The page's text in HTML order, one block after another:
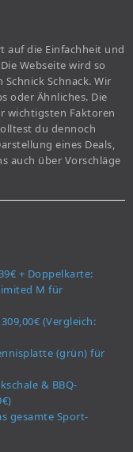
auf die Einfachheit und
Webseite wird so
Schnack. Wir
oder Ähnliches. Die
wichtigsten Faktoren
du dennoch
eines Deals,
auch über Vorschläge
+ Doppelkarte:
M für
(Vergleich:
(grün) für
& BBQ-
gesamte Sport-